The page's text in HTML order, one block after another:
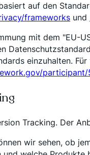
auf den
frameworks und
mit dem "EU-
einzuhalten.
participant/
Tracking. Der
wir sehen, ob